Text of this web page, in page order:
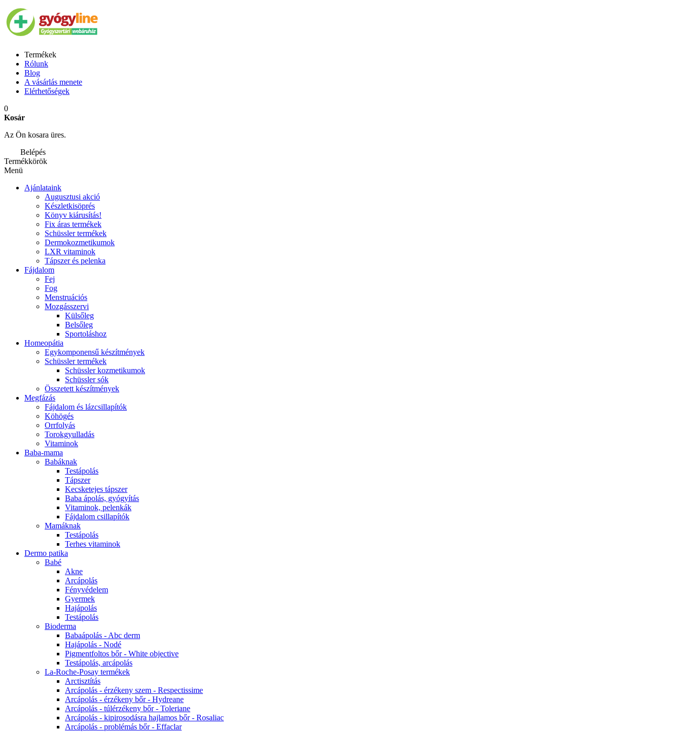
Termékek
Rólunk
Blog
A vásárlás menete
Elérhetőségek
0
Kosár
Az Ön kosara üres.
Belépés
Termékkörök
Menü
Ajánlataink
Augusztusi akció
Készletkisöprés
Könyv kiárusítás!
Fix áras termékek
Schüssler termékek
Dermokozmetikumok
LXR vitaminok
Tápszer és pelenka
Fájdalom
Fej
Fog
Menstruációs
Mozgásszervi
Külsőleg
Belsőleg
Sportoláshoz
Homeopátia
Egykomponensű készítmények
Schüssler termékek
Schüssler kozmetikumok
Schüssler sók
Összetett készítmények
Megfázás
Fájdalom és lázcsillapítók
Köhögés
Orrfolyás
Torokgyulladás
Vitaminok
Baba-mama
Babáknak
Testápolás
Tápszer
Kecsketejes tápszer
Baba ápolás, gyógyítás
Vitaminok, pelenkák
Fájdalom csillapítók
Mamáknak
Testápolás
Terhes vitaminok
Dermo patika
Babé
Akne
Arcápolás
Fényvédelem
Gyermek
Hajápolás
Testápolás
Bioderma
Babaápolás - Abc derm
Hajápolás - Nodé
Pigmentfoltos bőr - White objective
Testápolás, arcápolás
La-Roche-Posay termékek
Arctisztítás
Arcápolás - érzékeny szem - Respectissime
Arcápolás - érzékeny bőr - Hydreane
Arcápolás - túlérzékeny bőr - Toleriane
Arcápolás - kipirosodásra hajlamos bőr - Rosaliac
Arcápolás - problémás bőr - Effaclar